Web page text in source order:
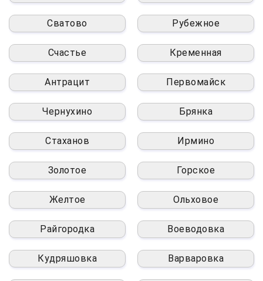
Сватово Рубежное
Счастье Кременная
Антрацит Первомайск
Чернухино Брянка
Стаханов Ирмино
Золотое Горское
Желтое Ольховое
Райгородка Воеводовка
Кудряшовка Варваровка